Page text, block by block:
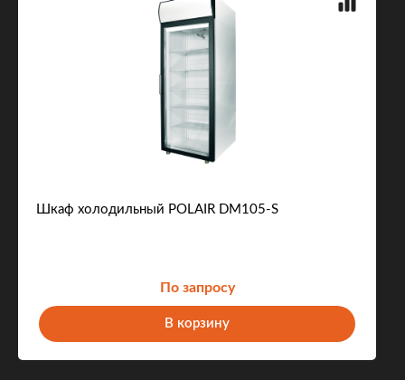
Шкаф холодильный POLAIR DM105-S
По запросу
В корзину